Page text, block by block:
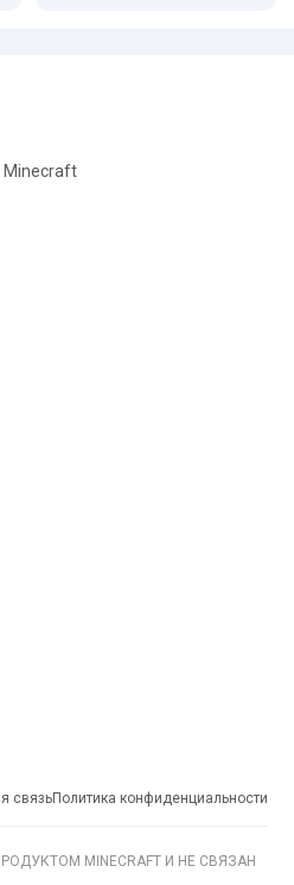
Minecraft
связьПолитика конфиденциальности
MINECRAFT И НЕ СВЯЗАН